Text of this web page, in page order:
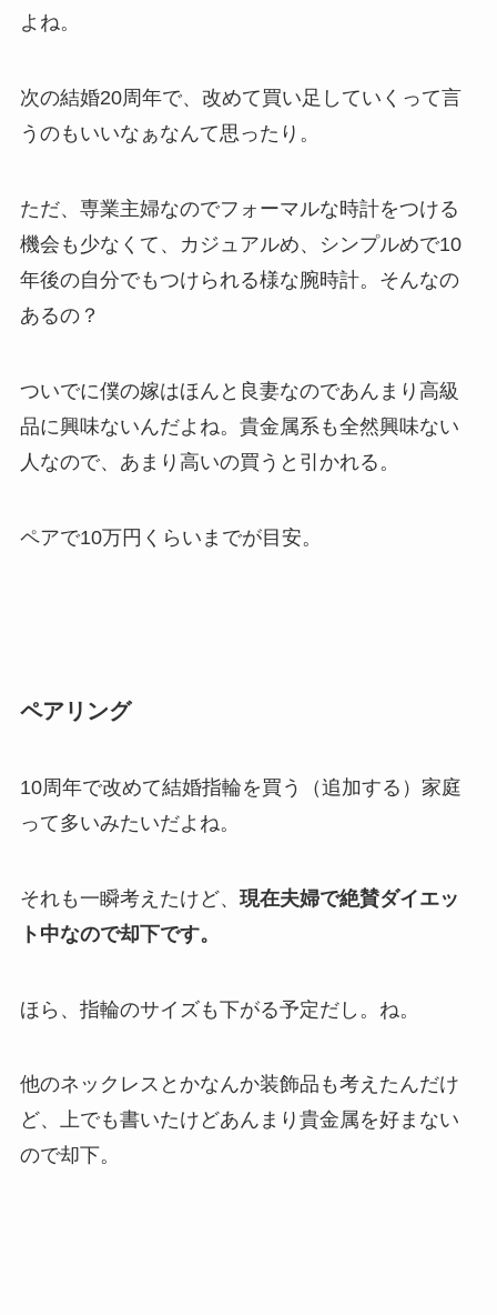
よね。
次の結婚20周年で、改めて買い足していくって言
うのもいいなぁなんて思ったり。
ただ、専業主婦なのでフォーマルな時計をつける
機会も少なくて、カジュアルめ、シンプルめで10
年後の自分でもつけられる様な腕時計。そんなの
あるの？
ついでに僕の嫁はほんと良妻なのであんまり高級
品に興味ないんだよね。貴金属系も全然興味ない
人なので、あまり高いの買うと引かれる。
ペアで10万円くらいまでが目安。
ペアリング
10周年で改めて結婚指輪を買う（追加する）家庭
って多いみたいだよね。
それも一瞬考えたけど、 現在夫婦で絶賛ダイエッ
ト中なので却下です。
ほら、指輪のサイズも下がる予定だし。ね。
他のネックレスとかなんか装飾品も考えたんだけ
ど、上でも書いたけどあんまり貴金属を好まない
ので却下。